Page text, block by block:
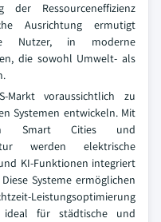
der Ressourceneffizienz
Ausrichtung ermutigt
Nutzer, in moderne
die sowohl Umwelt- als
voraussichtlich zu
Systemen entwickeln. Mit
Smart Cities und
werden elektrische
KI-Funktionen integriert
Systeme ermöglichen
Leistungsoptimierung
ideal für städtische und